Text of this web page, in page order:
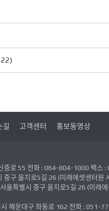
길 고객센터 홍보동영상
중로 55 전화 : 064-804-1000 팩
중구 을지로5길 26 (미래에셋센
울특별시 중구 을지로5길 26 (미
해운대구 좌동로 162 전화 : 051-